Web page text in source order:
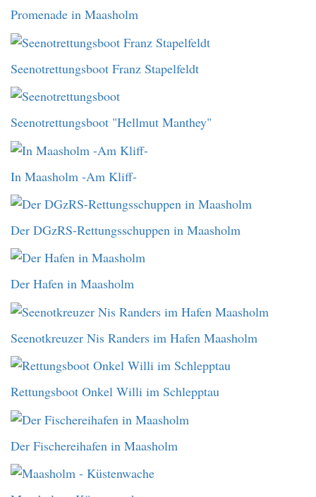
Promenade in Maasholm
Seenotrettungsboot Franz Stapelfeldt
Seenotrettungsboot "Hellmut Manthey"
In Maasholm -Am Kliff-
Der DGzRS-Rettungsschuppen in Maasholm
Der Hafen in Maasholm
Seenotkreuzer Nis Randers im Hafen Maasholm
Rettungsboot Onkel Willi im Schlepptau
Der Fischereihafen in Maasholm